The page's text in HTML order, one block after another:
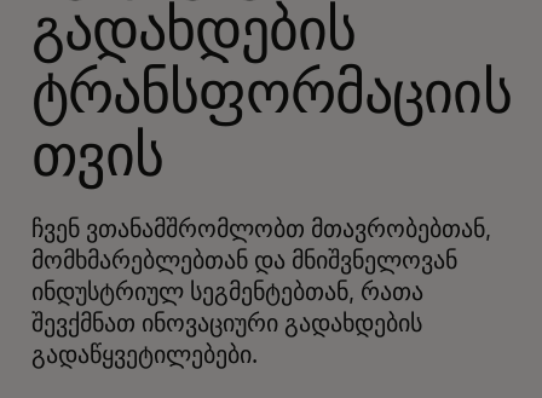
გადახდების
ტრანსფორმაციის
თვის
ჩვენ ვთანამშრომლობთ მთავრობებთან,
მომხმარებლებთან და მნიშვნელოვან
ინდუსტრიულ სეგმენტებთან, რათა
შევქმნათ ინოვაციური გადახდების
გადაწყვეტილებები.